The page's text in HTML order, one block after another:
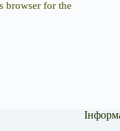
browser for the